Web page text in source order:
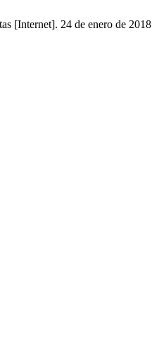
24 de enero de 2018